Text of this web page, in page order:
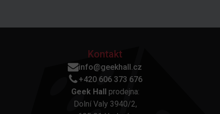
Kontakt
info@geekhall.cz
+420 606 373 676
Geek Hall prodejna:
Dolní Valy 3940/2,